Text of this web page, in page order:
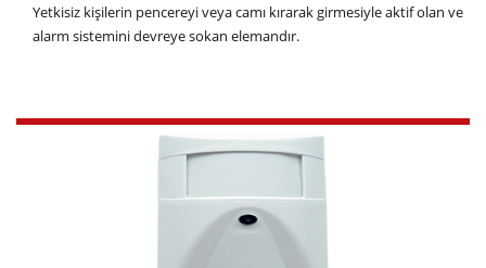
Yetkisiz kişilerin pencereyi veya camı kırarak girmesiyle aktif olan ve
alarm sistemini devreye sokan elemandır.